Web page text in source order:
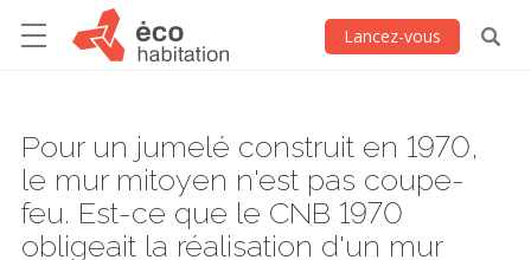
Lancez-vous
Pour un jumelé construit en 1970,
le mur mitoyen n'est pas coupe-
feu. Est-ce que le CNB 1970
obligeait la réalisation d'un mur